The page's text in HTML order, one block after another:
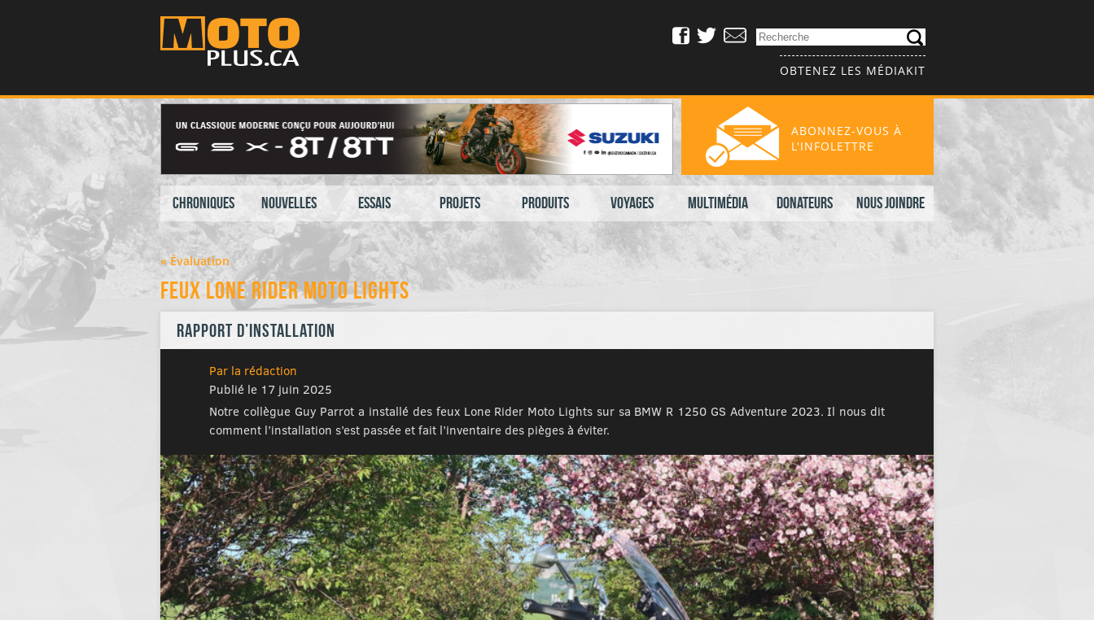
OBTENEZ LES MÉDIAKIT
Chroniques Nouvelles Essais Projets Produits Voyages Multimédia Donateurs Nous joindre
ABONNEZ-VOUS À
L'INFOLETTRE
« Évaluation
Feux Lone Rider Moto Lights
Rapport d’installation
Par la rédaction
Publié le 17 juin 2025
Notre collègue Guy Parrot a installé des feux Lone Rider Moto Lights sur sa BMW R 1250 GS Adventure 2023. Il nous dit
comment l’installation s’est passée et fait l’inventaire des pièges à éviter.